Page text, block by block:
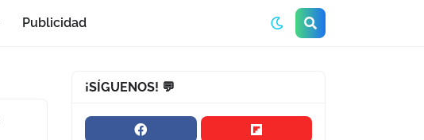
Publicidad
¡SÍGUENOS! 💬